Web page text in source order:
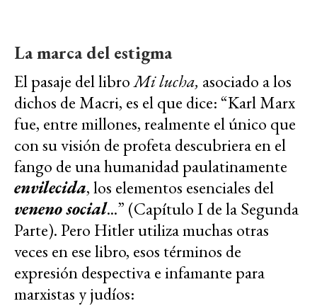
La marca del estigma
El pasaje del libroMi lucha, asociado a los
dichos de Macri, es el que dice: “Karl Marx
fue, entre millones, realmente el único que
con su visión de profeta descubriera en el
fango de una humanidad paulatinamente
envilecida, los elementos esenciales del
veneno social...” (Capítulo I de la Segunda
Parte). Pero Hitler utiliza muchas otras
veces en ese libro, esos términos de
expresión despectiva e infamante para
marxistas y judíos: